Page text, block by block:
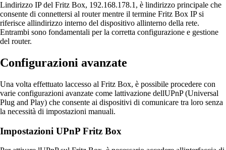
Lindirizzo IP del Fritz Box, 192.168.178.1, è lindirizzo principale che
consente di connettersi al router mentre il termine Fritz Box IP si
riferisce allindirizzo interno del dispositivo allinterno della rete.
Entrambi sono fondamentali per la corretta configurazione e gestione
del router.
Configurazioni avanzate
Una volta effettuato laccesso al Fritz Box, è possibile procedere con
varie configurazioni avanzate come lattivazione dellUPnP (Universal
Plug and Play) che consente ai dispositivi di comunicare tra loro senza
la necessità di impostazioni manuali.
Impostazioni UPnP Fritz Box